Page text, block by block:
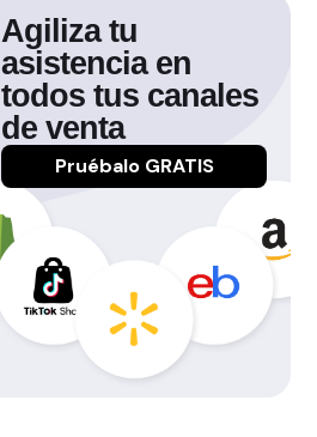
Agiliza tu
asistencia en
todos tus canales
de venta
Pruébalo GRATIS